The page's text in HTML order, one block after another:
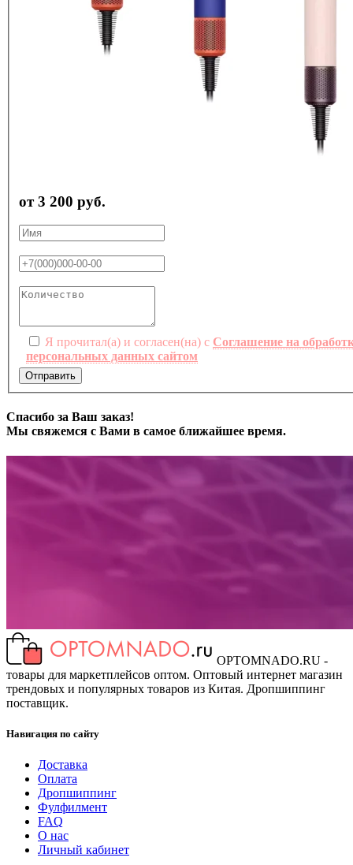
от 3 200 руб.
Я прочитал(а) и согласен(на) с Соглашение на
персональных данных сайтом
Отправить
Спасибо за Ваш заказ!
Мы свяжемся с Вами в самое ближайшее время.
OPTOMNADO.RU -
товары для маркетплейсов оптом. Оптовый интернет магазин
трендовых и популярных товаров из Китая. Дропшиппинг
поставщик.
Навигация по сайту
Доставка
Оплата
Дропшиппинг
Фулфилмент
FAQ
О нас
Личный кабинет